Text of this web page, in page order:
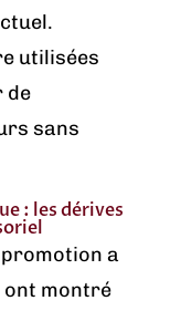
utilisées
de
sans
: les dérives
a
ont montré